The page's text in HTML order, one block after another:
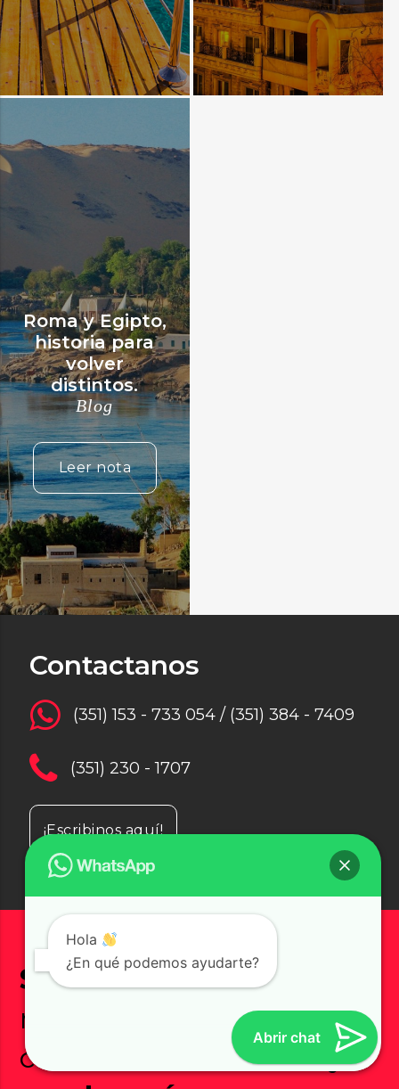
Roma y Egipto,
historia para
volver
distintos.
Blog
Leer nota
Contactanos
(351) 153 - 733 054 / (351) 384 - 7409
(351) 230 - 1707
¡Escribinos aquí!
Suscribitey recibí
nuestras novedades,
contenidos exclusivos y
Hola
¿En qué podemos ayudarte?
Abrir chat